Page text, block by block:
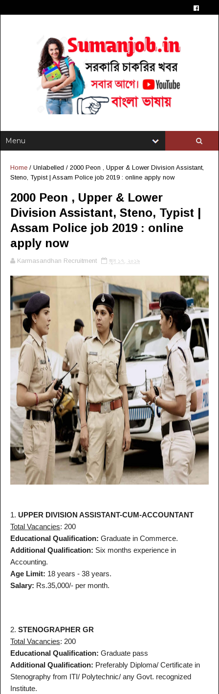
Home / Unlabelled / 2000 Peon , Upper & Lower Division Assistant,
Steno, Typist | Assam Police job 2019 : online apply now
2000 Peon , Upper & Lower
Division Assistant, Steno, Typist |
Assam Police job 2019 : online
apply now
Karmasandhan Recruitment জুন ১৭, ২০১৯
1. UPPER DIVISION ASSISTANT-CUM-ACCOUNTANT
Total Vacancies: 200
Educational Qualification: Graduate in Commerce.
Additional Qualification: Six months experience in
Accounting.
Age Limit: 18 years - 38 years.
Salary: Rs.35,000/- per month.
2. STENOGRAPHER GR
Total Vacancies: 200
Educational Qualification: Graduate pass
Additional Qualification: Preferably Diploma/ Certificate in
Stenography from ITI/ Polytechnic/ any Govt. recognized
Institute.